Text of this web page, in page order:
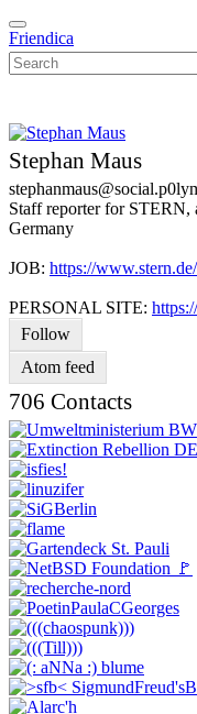
Skip
to
main
content
Toggle
navigation
Friendica
Stephan Maus
stephanmaus@social
Staff reporter for STERN,
Germany
JOB: https://
PERSONAL SITE:
Follow
Atom feed
706 Contacts